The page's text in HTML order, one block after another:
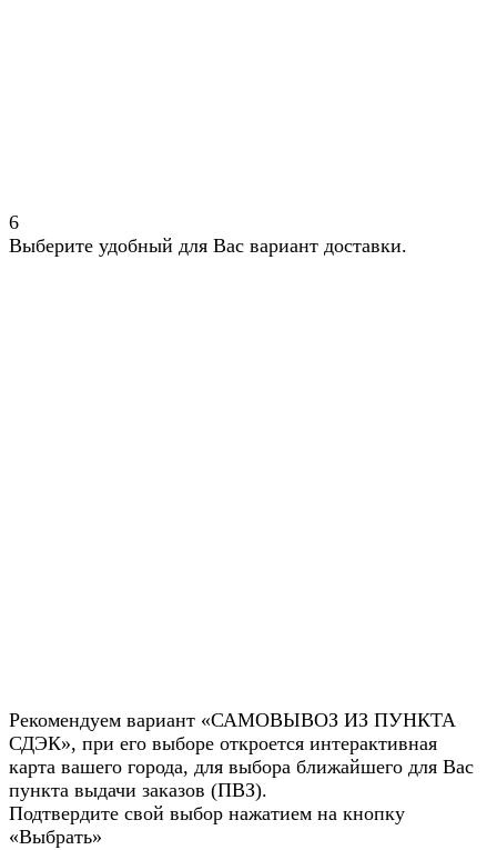
6
Выберите удобный для Вас вариант доставки.
Рекомендуем вариант «САМОВЫВОЗ ИЗ ПУНКТА
СДЭК», при его выборе откроется интерактивная
карта вашего города, для выбора ближайшего для Вас
пункта выдачи заказов (ПВЗ).
Подтвердите свой выбор нажатием на кнопку
«Выбрать»